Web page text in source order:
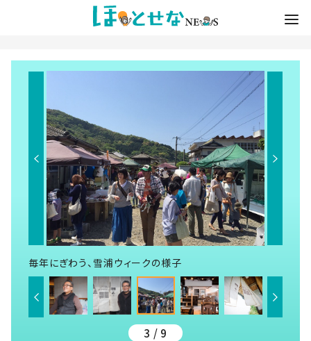
毎年にぎわう、雪浦ウィークの様子
3 / 9